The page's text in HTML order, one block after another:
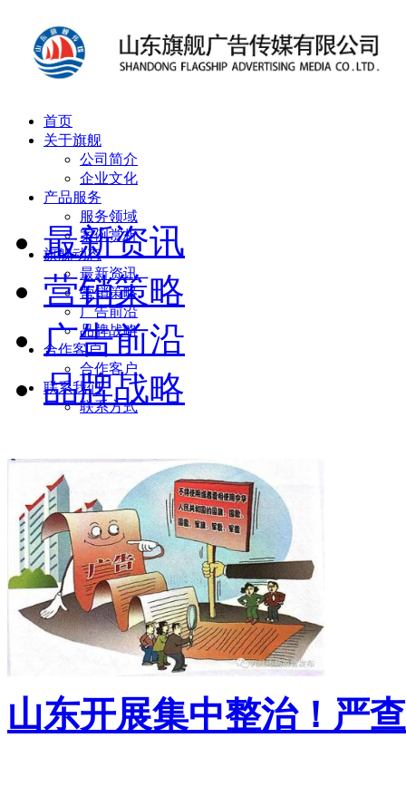
首页
关于旗舰
公司简介
企业文化
产品服务
服务领域
案例赏析
旗舰动态
最新资讯
营销策略
广告前沿
品牌战略
合作客户
合作客户
联系我们
联系方式
最新资讯
营销策略
广告前沿
品牌战略
山东开展集中整治！严